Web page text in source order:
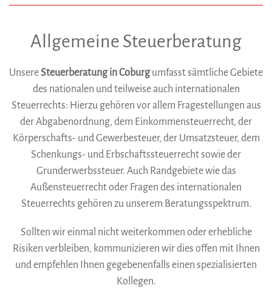
Allgemeine Steuerberatung
UnsereSteuerberatung in Coburgumfasst sämtliche Gebiete
des nationalen und teilweise auch internationalen
Steuerrechts: Hierzu gehören vor allem Fragestellungen aus
der Abgabenordnung, dem Einkommensteuerrecht, der
Körperschafts- und Gewerbesteuer, der Umsatzsteuer, dem
Schenkungs- und Erbschaftssteuerrecht sowie der
Grunderwerbssteuer. Auch Randgebiete wie das
Außensteuerrecht oder Fragen des internationalen
Steuerrechts gehören zu unserem Beratungsspektrum.
Sollten wir einmal nicht weiterkommen oder erhebliche
Risiken verbleiben, kommunizieren wir dies offen mit Ihnen
und empfehlen Ihnen gegebenenfalls einen spezialisierten
Kollegen.